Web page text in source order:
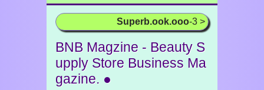
Superb.ook.ooo-3 >
BNB Magzine - Beauty S
upply Store Business Ma
gazine. ●